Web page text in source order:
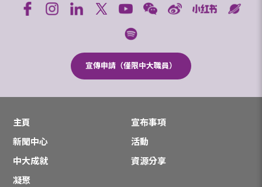
宣傳申請（僅限中大職員）
主頁
宣布事項
新聞中心
活動
中大成就
資源分享
凝聚